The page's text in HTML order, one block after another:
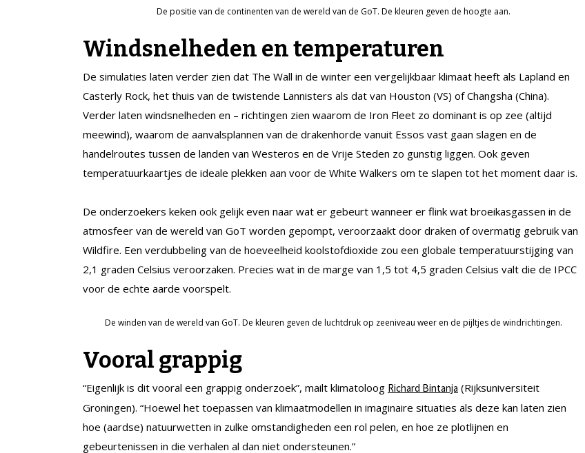
De positie van de continenten van de wereld van de GoT. De kleuren geven de hoogte aan.
Windsnelheden en temperaturen
De simulaties laten verder zien dat The Wall in de winter een vergelijkbaar klimaat heeft als Lapland en
Casterly Rock, het thuis van de twistende Lannisters als dat van Houston (VS) of Changsha (China).
Verder laten windsnelheden en – richtingen zien waarom de Iron Fleet zo dominant is op zee (altijd
meewind), waarom de aanvalsplannen van de drakenhorde vanuit Essos vast gaan slagen en de
handelroutes tussen de landen van Westeros en de Vrije Steden zo gunstig liggen. Ook geven
temperatuurkaartjes de ideale plekken aan voor de White Walkers om te slapen tot het moment daar is.
De onderzoekers keken ook gelijk even naar wat er gebeurt wanneer er flink wat broeikasgassen in de
atmosfeer van de wereld van GoT worden gepompt, veroorzaakt door draken of overmatig gebruik van
Wildfire. Een verdubbeling van de hoeveelheid koolstofdioxide zou een globale temperatuurstijging van
2,1 graden Celsius veroorzaken. Precies wat in de marge van 1,5 tot 4,5 graden Celsius valt die de IPCC
voor de echte aarde voorspelt.
De winden van de wereld van GoT. De kleuren geven de luchtdruk op zeeniveau weer en de pijltjes de windrichtingen.
Vooral grappig
“Eigenlijk is dit vooral een grappig onderzoek”, mailt klimatoloog Richard Bintanja (Rijksuniversiteit
Groningen). “Hoewel het toepassen van klimaatmodellen in imaginaire situaties als deze kan laten zien
hoe (aardse) natuurwetten in zulke omstandigheden een rol pelen, en hoe ze plotlijnen en
gebeurtenissen in die verhalen al dan niet ondersteunen.”